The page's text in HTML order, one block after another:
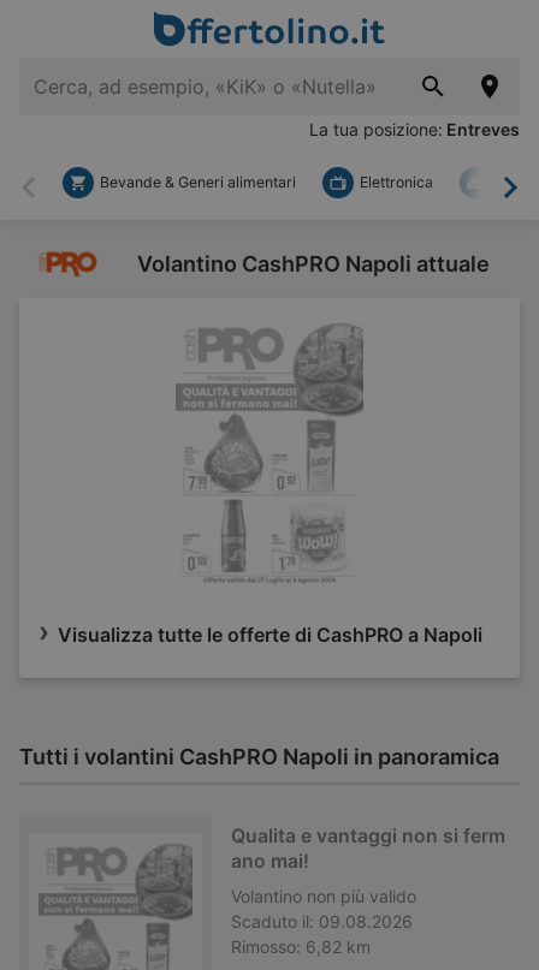
La tua posizione: Entreves
Indietro
Bevande & Generi alimentari Elettronica Fai
Volantino CashPRO Napoli attuale
Visualizza tutte le offerte di CashPRO a Napoli
Tutti i volantini CashPRO Napoli in panoramica
Qualita e vantaggi non si ferm
ano mai!
Volantino non più valido
Scaduto il: 09.08.2026
Rimosso: 6,82 km